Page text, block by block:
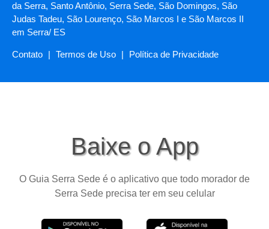
da Serra, Santo Antônio, Serra Sede, São Domingos, São
Judas Tadeu, São Lourenço, São Marcos I e São Marcos II
em Serra/ ES
Contato | Termos de Uso | Política de Privacidade
Baixe o App
O Guia Serra Sede é o aplicativo que todo morador de
Serra Sede precisa ter em seu celular